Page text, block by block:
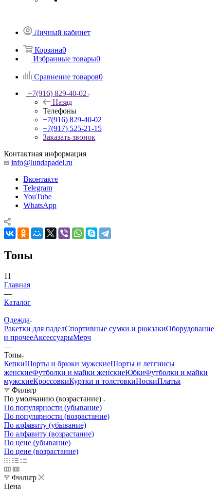
Личный кабинет
Корзина0
Избранные товары0
Сравнение товаров0
+7(916) 829-40-02
Назад
Телефоны
+7(916) 829-40-02
+7(917) 525-21-15
Заказать звонок
Контактная информация
info@lundapadel.ru
Вконтакте
Telegram
YouTube
WhatsApp
Топы
11
Главная
—
Каталог
—
Одежда
Ракетки для паделСпортивные сумки и рюкзакиОборудование
и прочееАксессуарыМерч
—
Топы
КепкиШорты и брюки мужскиеШорты и леггинсы
женскиеФутболки и майки женскиеЮбкиФутболки и майки
мужскиеКроссовкиКуртки и толстовкиНоскиПлатья
Фильтр
По умолчанию (возрастание)
По популярности (убывание)
По популярности (возрастание)
По алфавиту (убывание)
По алфавиту (возрастание)
По цене (убывание)
По цене (возрастание)
Фильтр
Цена